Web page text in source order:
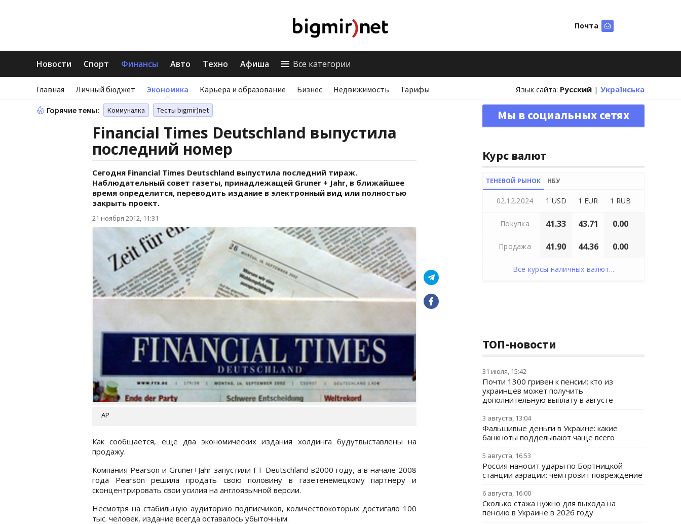
Почта
Новости Спорт Финансы Авто Техно Афиша Все категории
Главная Личный бюджет Экономика Карьера и образование Бизнес Недвижимость Тарифы Язык сайта: Русский | Українська
Горячие темы: Коммуналка Тесты bigmir)net
Financial Times Deutschland выпустила
последний номер
Сегодня Financial Times Deutschland выпустила последний тираж.
Наблюдательный совет газеты, принадлежащей Gruner + Jahr, в ближайшее
время определится, переводить издание в электронный вид или полностью
закрыть проект.
21 ноября 2012, 11:31
АР
Как сообщается, еще два экономических издания холдинга будутвыставлены на
продажу.
Компания Pearson и Gruner+Jahr запустили FT Deutschland в2000 году, а в начале 2008
года Pearson решила продать свою половину в газетенемецкому партнеру и
сконцентрировать свои усилия на англоязычной версии.
Несмотря на стабильную аудиторию подписчиков, количествокоторых достигало 100
тыс. человек, издание всегда оставалось убыточным.
Мы в социальных сетях
Курс валют
ТЕНЕВОЙ РЫНОК НБУ
02.12.2024 1 USD 1 EUR 1 RUB
Покупка 41.33 43.71 0.00
Продажа 41.90 44.36 0.00
Все курсы наличных валют...
ТОП-новости
31 июля, 15:42
Почти 1300 гривен к пенсии: кто из
украинцев может получить
дополнительную выплату в августе
3 августа, 13:04
Фальшивые деньги в Украине: какие
банкноты подделывают чаще всего
5 августа, 16:53
Россия наносит удары по Бортницкой
станции аэрации: чем грозит повреждение
6 августа, 16:00
Сколько стажа нужно для выхода на
пенсию в Украине в 2026 году